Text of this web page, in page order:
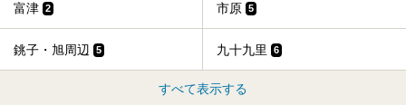
富津 2 市原 5
銚子・旭周辺 5 九十九里 6
すべて表示する